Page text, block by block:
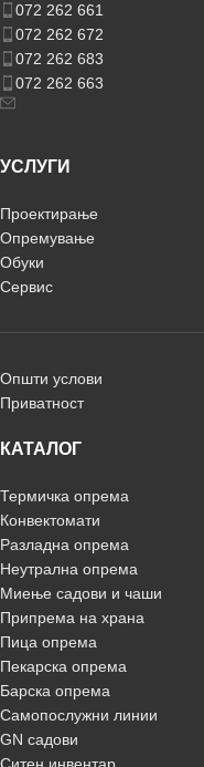
072 262 661
072 262 672
072 262 683
072 262 663
УСЛУГИ
Проектирање
Опремување
Обуки
Сервис
Општи услови
Приватност
КАТАЛОГ
Термичка опрема
Конвектомати
Разладна опрема
Неутрална опрема
Миење садови и чаши
Припрема на храна
Пица опрема
Пекарска опрема
Барска опрема
Самопослужни линии
GN садови